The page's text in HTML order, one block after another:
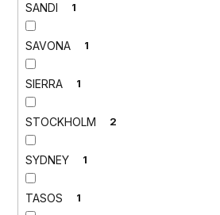
SANDI 1
SAVONA 1
SIERRA 1
STOCKHOLM 2
SYDNEY 1
TASOS 1